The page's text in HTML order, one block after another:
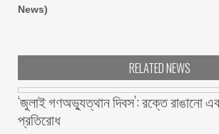
News)
RELATED NEWS
‘জুলাই গণঅভ্যুত্থান দিবস’: রক্তে রাঙানো
প্রতিরোধ